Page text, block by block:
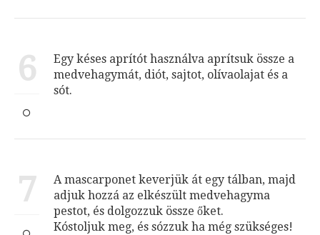
6
Egy késes aprítót használva aprítsuk össze a
medvehagymát, diót, sajtot, olívaolajat és a
sót.
7
A mascarponet keverjük át egy tálban, majd
adjuk hozzá az elkészült medvehagyma
pestot, és dolgozzuk össze őket.
Kóstoljuk meg, és sózzuk ha még szükséges!